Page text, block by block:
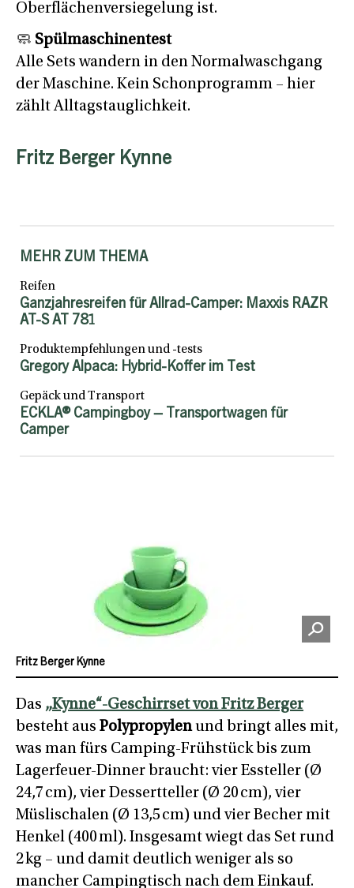
Oberflächenversiegelung ist.
🧼 Spülmaschinentest
Alle Sets wandern in den Normalwaschgang
der Maschine. Kein Schonprogramm – hier
zählt Alltagstauglichkeit.
Fritz Berger Kynne
MEHR ZUM THEMA
Reifen
Ganzjahresreifen für Allrad-Camper: Maxxis RAZR
AT-S AT 781
Produktempfehlungen und -tests
Gregory Alpaca: Hybrid-Koffer im Test
Gepäck und Transport
ECKLA® Campingboy – Transportwagen für
Camper
Fritz Berger Kynne
Das „Kynne“-Geschirrset von Fritz Berger
besteht aus Polypropylenund bringt alles mit,
was man fürs Camping-Frühstück bis zum
Lagerfeuer-Dinner braucht: vier Essteller (Ø
24,7 cm), vier Dessertteller (Ø 20 cm), vier
Müslischalen (Ø 13,5 cm) und vier Becher mit
Henkel (400 ml). Insgesamt wiegt das Set rund
2 kg – und damit deutlich weniger als so
mancher Campingtisch nach dem Einkauf.